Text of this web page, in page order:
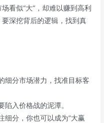
看似“大”，却难以赚到高利
深挖背后的逻辑，找到真
细分市场潜力，找准目标客
陷入价格战的泥潭。
细分，你也可以成为“大赢